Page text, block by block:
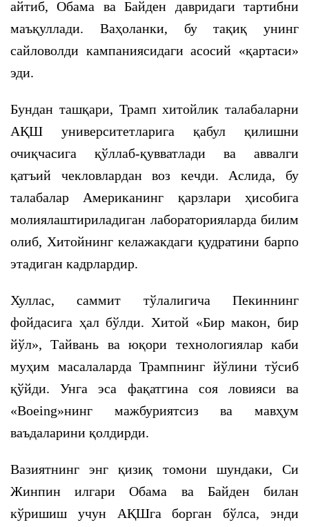
айтиб, Обама ва Байден давридаги тартибни
маъқуллади. Ваҳоланки, бу тақиқ унинг
сайловолди кампаниясидаги асосий «қартаси»
эди.
Бундан ташқари, Трамп хитойлик талабаларни
АҚШ университетларига қабул қилишни
очиқчасига қўллаб-қувватлади ва аввалги
қатъий чекловлардан воз кечди. Аслида, бу
талабалар Американинг қарзлари ҳисобига
молиялаштириладиган лабораторияларда билим
олиб, Хитойнинг келажакдаги қудратини барпо
этадиган кадрлардир.
Хуллас, саммит тўлалигича Пекиннинг
фойдасига ҳал бўлди. Хитой «Бир макон, бир
йўл», Тайвань ва юқори технологиялар каби
муҳим масалаларда Трампнинг йўлини тўсиб
қўйди. Унга эса фақатгина соя ловияси ва
«Boeing»нинг мажбуриятсиз ва мавҳум
ваъдаларини қолдирди.
Вазиятнинг энг қизиқ томони шундаки, Си
Жинпин илгари Обама ва Байден билан
кўришиш учун АҚШга борган бўлса, энди